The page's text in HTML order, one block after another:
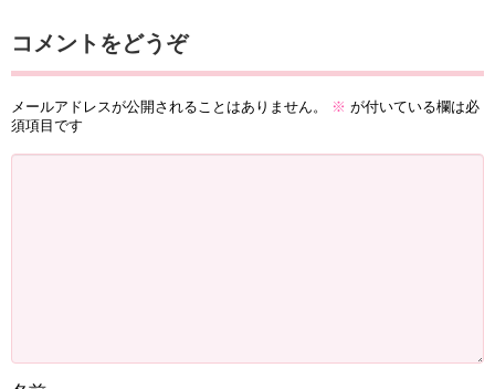
コメントをどうぞ
メールアドレスが公開されることはありません。 ※ が付いている欄は必
須項目です